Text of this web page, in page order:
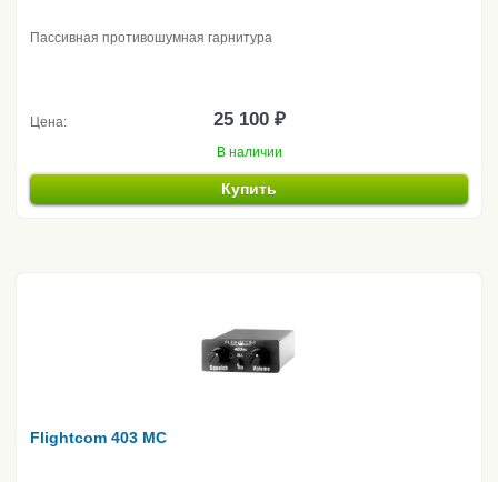
Пассивная противошумная гарнитура
Цена: 25 100 ₽
В наличии
Купить
Flightcom 403 MC